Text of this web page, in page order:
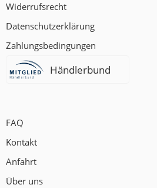
Widerrufsrecht
Datenschutzerklärung
Zahlungsbedingungen
Händlerbund
FAQ
Kontakt
Anfahrt
Über uns